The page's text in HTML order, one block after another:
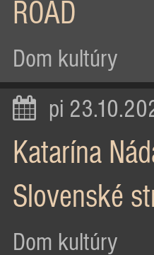
ROAD
Dom kultúry
pi
Katarína
Slovenské
Dom kultúry